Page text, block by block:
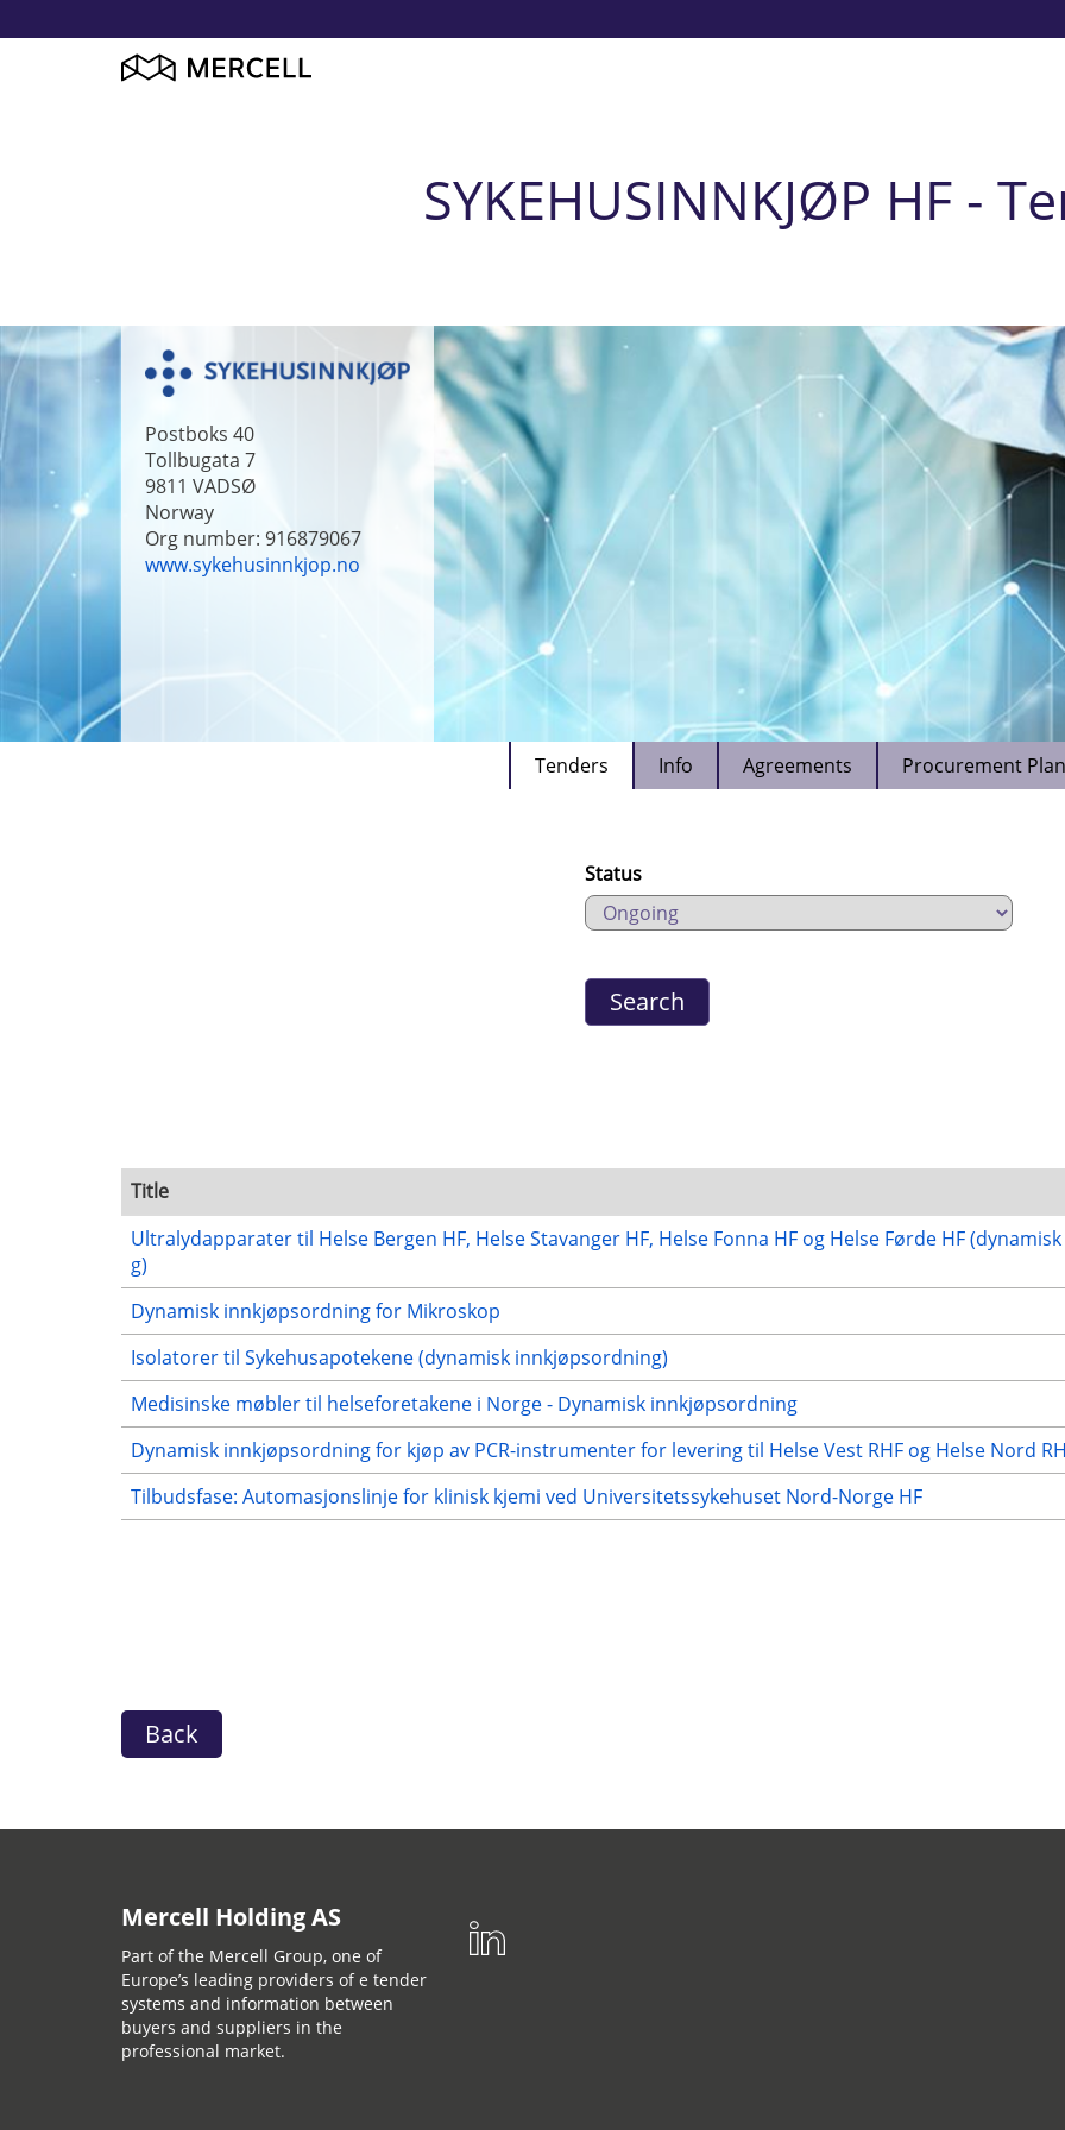
SYKEHUSINNKJØP HF -
Postboks 40
Tollbugata 7
9811 VADSØ
Norway
Org number: 916879067
www.sykehusinnkjop.no
Tenders Info Agreements Procurement Plan
Status
Title
Ultralydapparater til Helse Bergen HF, Helse Stavanger HF, Helse Fonna HF og Helse Førde HF
g)
Dynamisk innkjøpsordning for Mikroskop
Isolatorer til Sykehusapotekene (dynamisk innkjøpsordning)
Medisinske møbler til helseforetakene i Norge - Dynamisk innkjøpsordning
Dynamisk innkjøpsordning for kjøp av PCR-instrumenter for levering til Helse Vest RHF og Helse Nord
Tilbudsfase: Automasjonslinje for klinisk kjemi ved Universitetssykehuset Nord-Norge HF
Back
Mercell Holding AS
Part of the Mercell Group, one of
Europe’s leading providers of e tender
systems and information between
buyers and suppliers in the
professional market.